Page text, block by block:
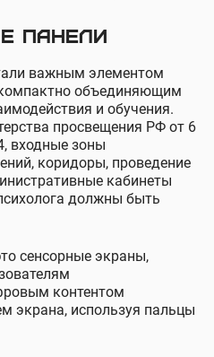
панели
важным элементом
объединяющим
и обучения.
просвещения РФ от 6
входные зоны
коридоры, проведение
кабинеты
должны быть
сенсорные экраны,
контентом
экрана, используя пальцы